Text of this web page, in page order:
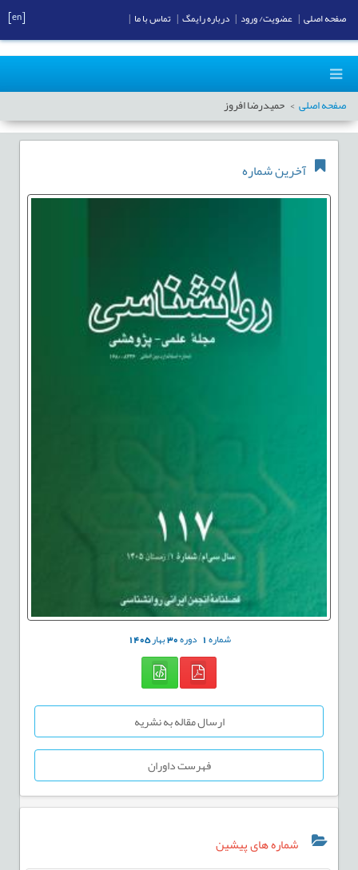
صفحه اصلی حمیدرضا افروز
آخرین شماره
شماره1 دوره30بهار1405
ارسال مقاله به نشریه
فهرست داوران
شماره های پیشین
صفحه اصلی عضویت/ ورود درباره رایمگ تماس با ما